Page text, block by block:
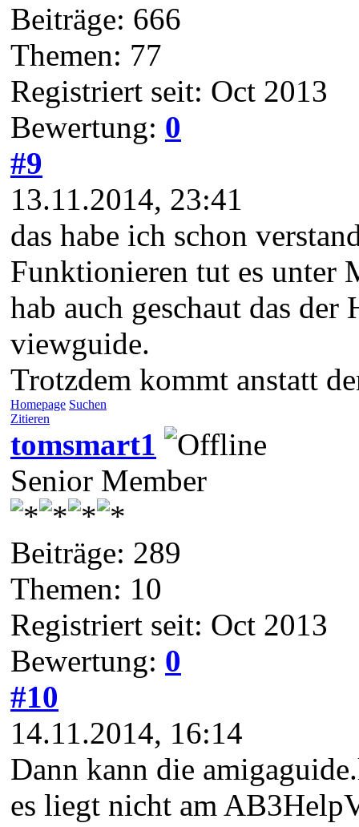
Beiträge: 666
Themen: 77
Registriert seit: Oct 2013
Bewertung: 0
#9
13.11.2014, 23:41
das habe ich schon
Funktionieren tut es unter
hab auch geschaut das
viewguide.
Trotzdem kommt anstatt
Homepage Suchen
Zitieren
tomsmart1
Senior Member
Beiträge: 289
Themen: 10
Registriert seit: Oct 2013
Bewertung: 0
#10
14.11.2014, 16:14
Dann kann die
es liegt nicht am